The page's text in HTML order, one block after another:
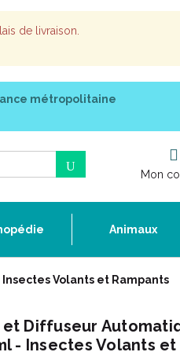
de livraison.
métropolitaine
Mon
Animaux
Volants et Rampants
et Diffuseur
- Insectes Volants et